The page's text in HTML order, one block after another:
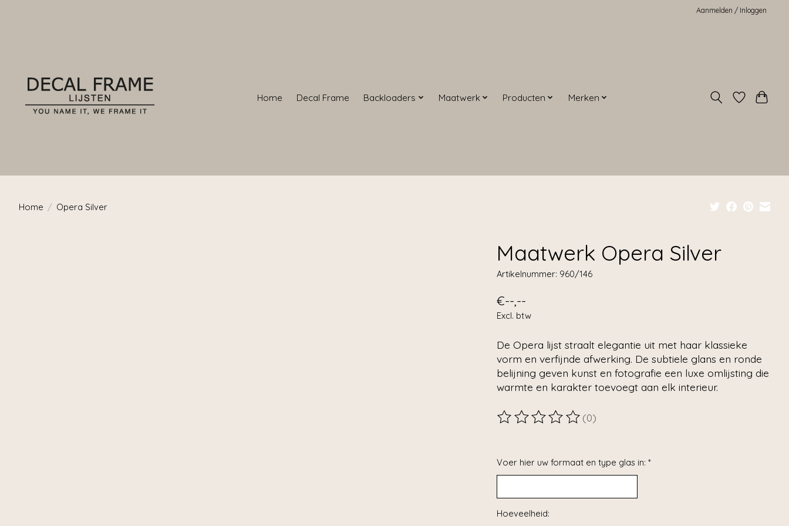
Aanmelden / Inloggen
Home Decal Frame Backloaders Maatwerk Producten Merken
Home / Opera Silver
Maatwerk Opera Silver
Artikelnummer: 960/146
€--,--
Excl. btw
De Opera lijst straalt elegantie uit met haar klassieke
vorm en verfijnde afwerking. De subtiele glans en ronde
belijning geven kunst en fotografie een luxe omlijsting die
warmte en karakter toevoegt aan elk interieur.
De beoordeling van dit product is
(0)
Voer hier uw formaat en type glas in: *
Hoeveelheid: